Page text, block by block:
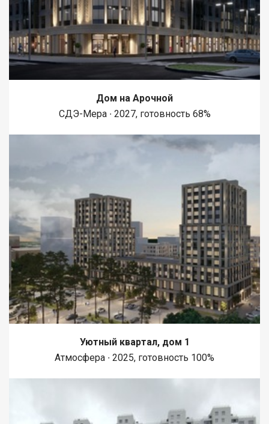
Дом на Арочной
СДЭ-Мера ∙ 2027, готовность 68%
Уютный квартал, дом 1
Атмосфера ∙ 2025, готовность 100%